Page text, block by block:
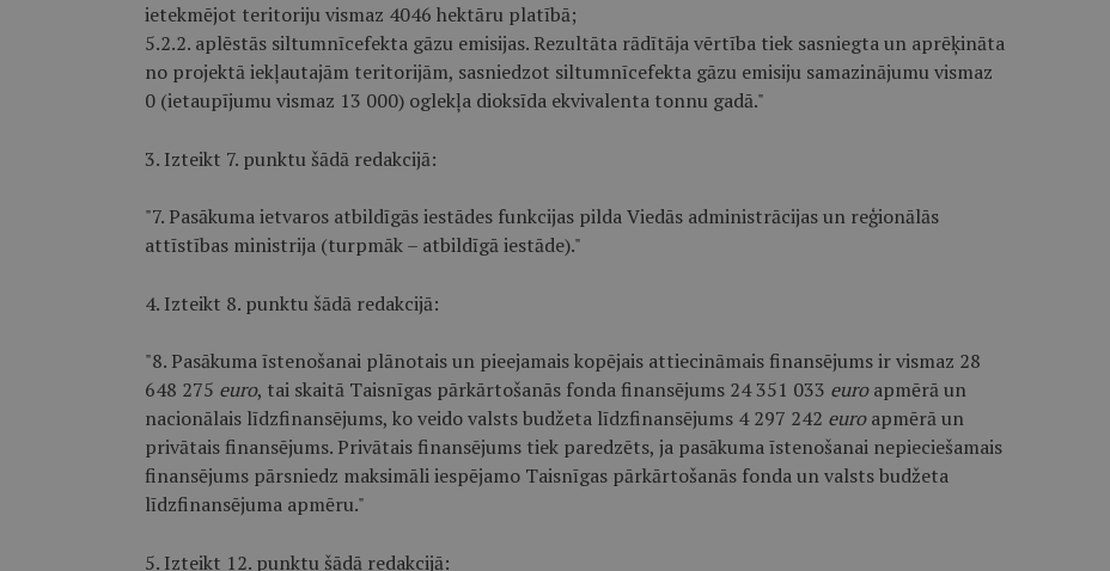
ietekmējot teritoriju vismaz 4046 hektāru platībā;
5.2.2. aplēstās siltumnīcefekta gāzu emisijas. Rezultāta rādītāja vērtība tiek sasniegta un aprēķināta
no projektā iekļautajām teritorijām, sasniedzot siltumnīcefekta gāzu emisiju samazinājumu vismaz
0 (ietaupījumu vismaz 13 000) oglekļa dioksīda ekvivalenta tonnu gadā."
3. Izteikt 7. punktu šādā redakcijā:
"7. Pasākuma ietvaros atbildīgās iestādes funkcijas pilda Viedās administrācijas un reģionālās
attīstības ministrija (turpmāk – atbildīgā iestāde)."
4. Izteikt 8. punktu šādā redakcijā:
"8. Pasākuma īstenošanai plānotais un pieejamais kopējais attiecināmais finansējums ir vismaz 28
648 275 euro, tai skaitā Taisnīgas pārkārtošanās fonda finansējums 24 351 033 euroapmērā un
nacionālais līdzfinansējums, ko veido valsts budžeta līdzfinansējums 4 297 242 euroapmērā un
privātais finansējums. Privātais finansējums tiek paredzēts, ja pasākuma īstenošanai nepieciešamais
finansējums pārsniedz maksimāli iespējamo Taisnīgas pārkārtošanās fonda un valsts budžeta
līdzfinansējuma apmēru."
5. Izteikt 12. punktu šādā redakcijā: